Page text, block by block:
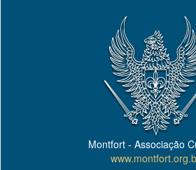
Montfort - Associação